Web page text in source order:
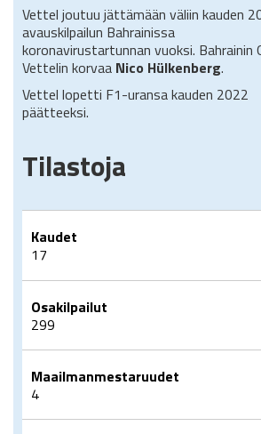
Vettel joutuu jättämään väliin kauden
avauskilpailun Bahrainissa
koronavirustartunnan vuoksi. Bahrainin
Vettelin korvaa Nico Hülkenberg.
Vettel lopetti F1-uransa kauden 2022
päätteeksi.
Tilastoja
Kaudet
17
Osakilpailut
299
Maailmanmestaruudet
4